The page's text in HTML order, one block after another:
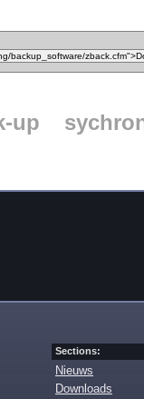
up
Sections:
Nieuws
Downloads